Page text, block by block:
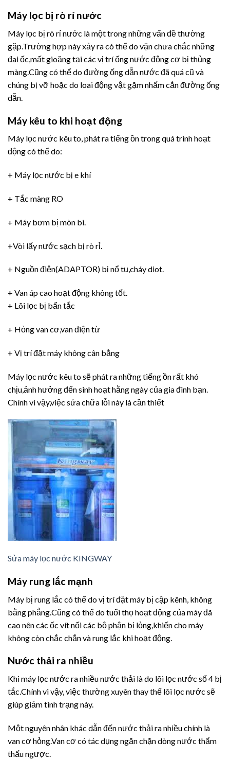
Máy lọc bị rò rỉ nước
Máy lọc bị rò rỉ nước là một trong những vấn đề thường
gặp.Trường hợp này xảy ra có thể do vặn chưa chắc những
đai ốc,mất gioăng tại các vị trí ống nước động cơ bị thủng
màng.Cũng có thể do đường ống dẫn nước đã quá cũ và
chúng bị vỡ hoặc do loai động vật gặm nhấm cắn đường ống
dẫn.
Máy kêu to khi hoạt động
Máy lọc nước kêu to, phát ra tiếng ồn trong quá trình hoạt
động có thể do:
+ Máy lọc nước bị e khí
+ Tắc màng RO
+ Máy bơm bị mòn bi.
+Vòi lấy nước sạch bị rò rỉ.
+ Nguồn điện(ADAPTOR) bị nổ tụ,cháy diot.
+ Van áp cao hoạt động không tốt.
+ Lõi lọc bị bẩn tắc
+ Hỏng van cơ,van điện từ
+ Vị trí đặt máy không cân bằng
Máy lọc nước kêu to sẽ phát ra những tiếng ồn rất khó
chịu,ảnh hưởng đến sinh hoạt hằng ngày của gia đình bạn.
Chính vì vậy,việc sửa chữa lỗi này là cần thiết
Sửa máy lọc nước KINGWAY
Máy rung lắc mạnh
Máy bị rung lắc có thể do vị trí đặt máy bị cập kênh, không
bằng phẳng.Cũng có thể do tuổi thọ hoạt động của máy đã
cao nên các ốc vít nối các bộ phận bị lỏng,khiến cho máy
không còn chắc chắn và rung lắc khi hoạt động.
Nước thải ra nhiều
Khi máy lọc nước ra nhiều nước thải là do lõi lọc nước số 4 bị
tắc.Chính vì vậy, việc thường xuyên thay thế lõi lọc nước sẽ
giúp giảm tình trạng này.
Một nguyên nhân khác dẫn đến nước thải ra nhiều chính là
van cơ hỏng.Van cơ có tác dụng ngăn chặn dòng nước thẩm
thấu ngược.